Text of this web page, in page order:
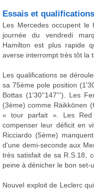
Essais et qualifications
Les Mercedes occupent
journée du vendredi
Hamilton est plus rapide
averse interrompt très tôt la
Les qualifications se
sa 75ème pole position
Bottas (1'30''147'''). Les
(3ème) comme Räikkönen
« tour parfait ». Les Red
compenser leur déficit en
Ricciardo (5ème)
d'une demi-seconde aux
très satisfait de sa R.S.18,
peine à dénicher le bon set-
Nouvel exploit de Leclerc